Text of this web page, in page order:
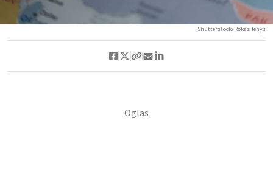
Shutterstock/Rokas Tenys